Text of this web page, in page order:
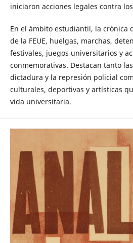
iniciaron acciones legales contra
En el ámbito estudiantil, la crónica
de la FEUE, huelgas, marchas,
festivales, juegos universitarios y
conmemorativas. Destacan tanto
dictadura y la represión policial
culturales, deportivas y artísticas
vida universitaria.